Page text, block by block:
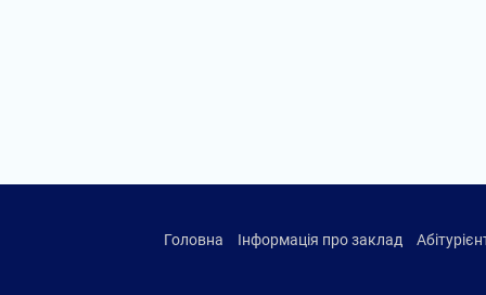
Головна
Інформація про заклад